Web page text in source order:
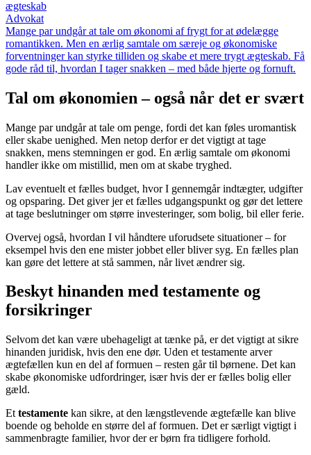
ægteskab
Advokat
Mange par undgår at tale om økonomi af frygt for at ødelægge
romantikken. Men en ærlig samtale om særeje og økonomiske
forventninger kan styrke tilliden og skabe et mere trygt ægteskab. Få
gode råd til, hvordan I tager snakken – med både hjerte og fornuft.
Tal om økonomien – også når det er svært
Mange par undgår at tale om penge, fordi det kan føles uromantisk
eller skabe uenighed. Men netop derfor er det vigtigt at tage
snakken, mens stemningen er god. En ærlig samtale om økonomi
handler ikke om mistillid, men om at skabe tryghed.
Lav eventuelt et fælles budget, hvor I gennemgår indtægter, udgifter
og opsparing. Det giver jer et fælles udgangspunkt og gør det lettere
at tage beslutninger om større investeringer, som bolig, bil eller ferie.
Overvej også, hvordan I vil håndtere uforudsete situationer – for
eksempel hvis den ene mister jobbet eller bliver syg. En fælles plan
kan gøre det lettere at stå sammen, når livet ændrer sig.
Beskyt hinanden med testamente og
forsikringer
Selvom det kan være ubehageligt at tænke på, er det vigtigt at sikre
hinanden juridisk, hvis den ene dør. Uden et testamente arver
ægtefællen kun en del af formuen – resten går til børnene. Det kan
skabe økonomiske udfordringer, især hvis der er fælles bolig eller
gæld.
Et testamente kan sikre, at den længstlevende ægtefælle kan blive
boende og beholde en større del af formuen. Det er særligt vigtigt i
sammenbragte familier, hvor der er børn fra tidligere forhold.